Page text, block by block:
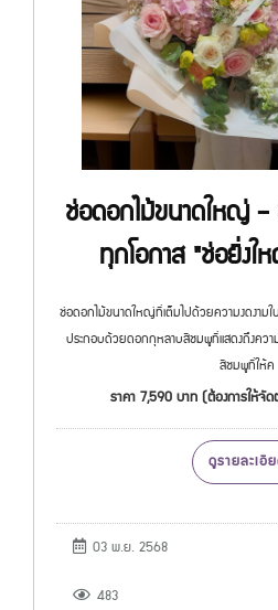
ช่อดอกไม้ขนาดใหญ่
ทุกโอกาส "ช่อยิ่งใ
ช่อดอกไม้ขนาดใหญ่ที่เต็มไปด้วยความงดงาม
ประกอบด้วยดอกกุหลาบสีชมพูที่แสดงถึงควา
สีชมพูที่ให้ค
ราคา 7,590 บาท (ต้องการให้จัด
ดูรายละเอี
03 พ.ย. 2568
483